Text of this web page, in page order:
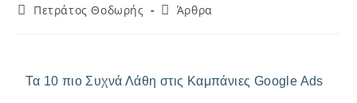
Πετράτος Θοδωρής Άρθρα
Τα 10 πιο Συχνά Λάθη στις Καμπάνιες Google Ads